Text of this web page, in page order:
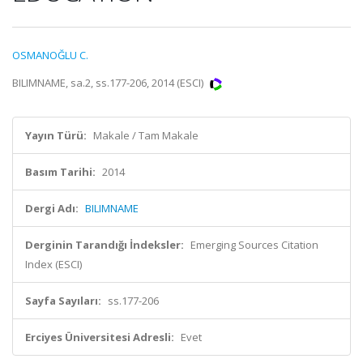
OSMANOĞLU C.
BILIMNAME, sa.2, ss.177-206, 2014 (ESCI)
Yayın Türü: Makale / Tam Makale
Basım Tarihi: 2014
Dergi Adı: BILIMNAME
Derginin Tarandığı İndeksler: Emerging Sources Citation
Index (ESCI)
Sayfa Sayıları: ss.177-206
Erciyes Üniversitesi Adresli: Evet